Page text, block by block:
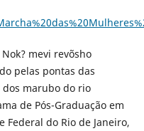
mevi revõsho
pelas pontas das
dos marubo do rio
de Pós-Graduação em
do Rio de Janeiro,